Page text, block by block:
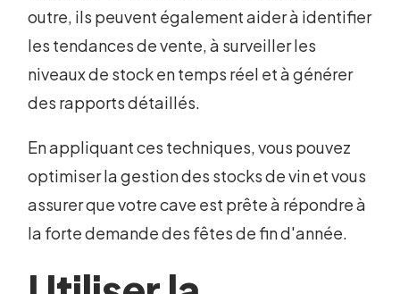
outre, ils peuvent également aider à identifier
les tendances de vente, à surveiller les
niveaux de stock en temps réel et à générer
des rapports détaillés.
En appliquant ces techniques, vous pouvez
optimiser la gestion des stocks de vin et vous
assurer que votre cave est prête à répondre à
la forte demande des fêtes de fin d'année.